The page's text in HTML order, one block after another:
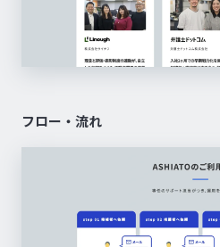
フロー・流れ